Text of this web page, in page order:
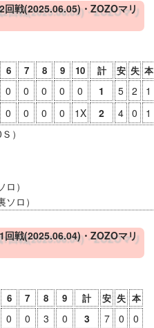
戦(2025.06.05)・ZOZOマリ
6 7 8 9 10 計 安 失 本
0 0 0 0 0 1 5 2
1
0 0 0 0 1X 2 4 0
1
）
）
ロ）
戦(2025.06.04)・ZOZOマリ
6 7 8 9 計 安 失 本
0 0 3 0 3 7 0
0